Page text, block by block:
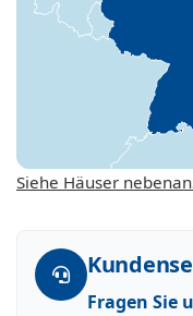
Siehe Häuser nebenan
Fragen Sie